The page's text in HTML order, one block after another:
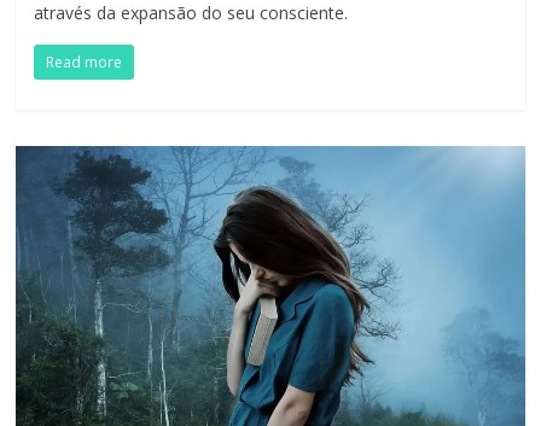
através da expansão do seu consciente.
Read more